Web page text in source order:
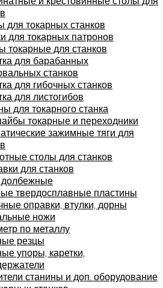
для токарных станков
для токарных патронов
токарные для станков
для барабанных
станков
для гибочных станков
для листогибов
для токарного станка
токарные и переходники
зажимные тяги для
столы для станков
для станков
твердосплавные пластины
оправки, втулки, дорны
ножи
по металлу
резцы
упоры, каретки,
станины и доп. оборудование